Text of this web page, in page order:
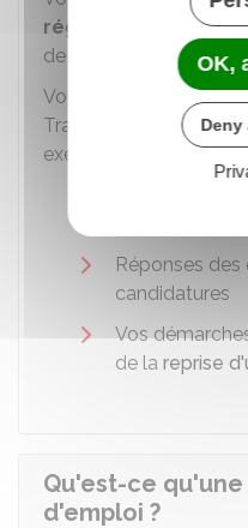
régulières
de
de votre contrat
Vous devez être en
Travail une justification
exemple :
Réponses
candidatures
Vos
de la reprise
Qu'est-ce
d'emploi ?
OK,